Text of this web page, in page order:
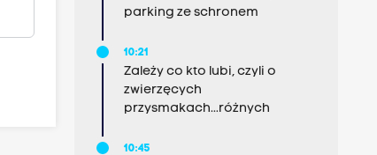
parking ze schronem
10:21
Zależy co kto lubi, czyli o
zwierzęcych
przysmakach...różnych
10:45